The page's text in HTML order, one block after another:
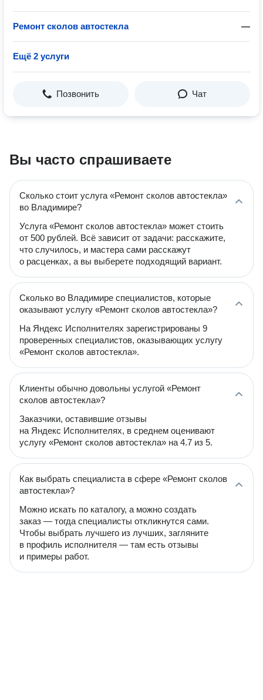
Ремонт сколов автостекла —
Ещё 2 услуги
Позвонить Чат
Вы часто спрашиваете
Сколько стоит услуга «Ремонт сколов автостекла»
во Владимире?
Услуга «Ремонт сколов автостекла» может стоить
от 500 рублей. Всё зависит от задачи: расскажите,
что случилось, и мастера сами расскажут
о расценках, а вы выберете подходящий вариант.
Сколько во Владимире специалистов, которые
оказывают услугу «Ремонт сколов автостекла»?
На Яндекс Исполнителях зарегистрированы 9
проверенных специалистов, оказывающих услугу
«Ремонт сколов автостекла».
Клиенты обычно довольны услугой «Ремонт
сколов автостекла»?
Заказчики, оставившие отзывы
на Яндекс Исполнителях, в среднем оценивают
услугу «Ремонт сколов автостекла» на 4.7 из 5.
Как выбрать специалиста в сфере «Ремонт сколов
автостекла»?
Можно искать по каталогу, а можно создать
заказ — тогда специалисты откликнутся сами.
Чтобы выбрать лучшего из лучших, загляните
в профиль исполнителя — там есть отзывы
и примеры работ.